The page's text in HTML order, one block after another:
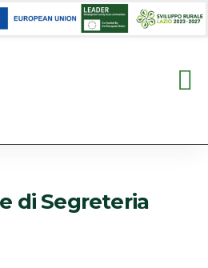
di Segreteria